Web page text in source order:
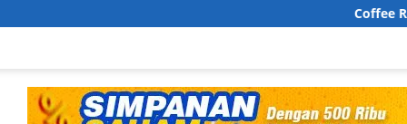
Coffee Rave, Wajah